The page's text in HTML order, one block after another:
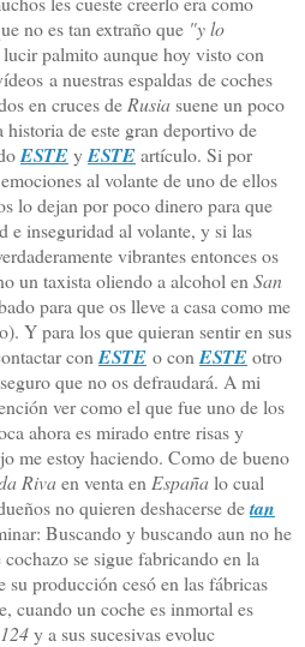
no es tan extraño que "y lo
lucir palmito aunque hoy visto con
a nuestras espaldas de coches
en cruces de Rusiasuene un poco
de este gran deportivo de
ESTEyESTEartículo. Si por
al volante de uno de ellos
lo dejan por poco dinero para que
e inseguridad al volante, y si las
vibrantes entonces os
un taxista oliendo a alcohol en San
para que os lleve a casa como me
Y para los que quieran sentir en sus
con ESTE o con ESTEotro
que no os defraudará. A mi
ver como el que fue uno de los
ahora es mirado entre risas y
me estoy haciendo. Como de bueno
Rivaen venta en Españalo cual
no quieren deshacerse detan
Buscando y buscando aun no he
se sigue fabricando en la
producción cesó en las fábricas
cuando un coche es inmortal es
y a sus sucesivas evoluc